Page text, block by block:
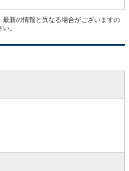
新の情報と異なる場合がございますの
。